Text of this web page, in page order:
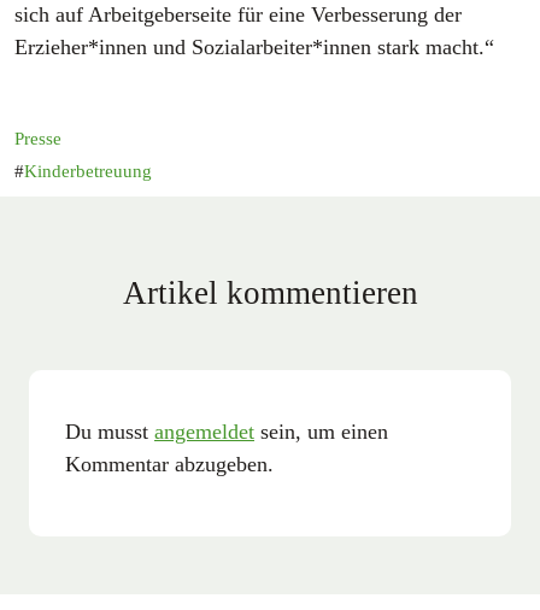
sich auf Arbeitgeberseite für eine Verbesserung der
Erzieher*innen und Sozialarbeiter*innen stark macht.“
Presse
Kinderbetreuung
Artikel kommentieren
Du musst angemeldet sein, um einen
Kommentar abzugeben.